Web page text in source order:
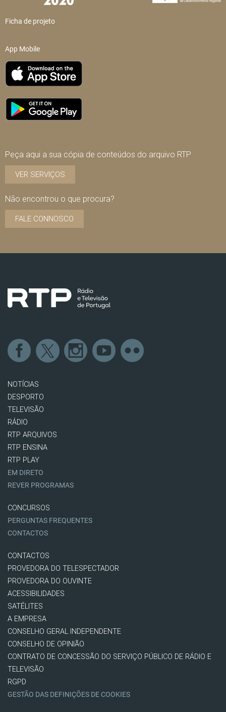
Ficha de projeto
App Mobile
Peça aqui a sua cópia de conteúdos do arquivo RTP
VER SERVIÇOS
Não encontrou o que procura?
FALE CONNOSCO
NOTÍCIAS
DESPORTO
TELEVISÃO
RÁDIO
RTP ARQUIVOS
RTP ENSINA
RTP PLAY
EM DIRETO
REVER PROGRAMAS
CONCURSOS
PERGUNTAS FREQUENTES
CONTACTOS
CONTACTOS
PROVEDORA DO TELESPECTADOR
PROVEDORA DO OUVINTE
ACESSIBILIDADES
SATÉLITES
A EMPRESA
CONSELHO GERAL INDEPENDENTE
CONSELHO DE OPINIÃO
CONTRATO DE CONCESSÃO DO SERVIÇO PÚBLICO DE RÁDIO E
TELEVISÃO
RGPD
GESTÃO DAS DEFINIÇÕES DE COOKIES